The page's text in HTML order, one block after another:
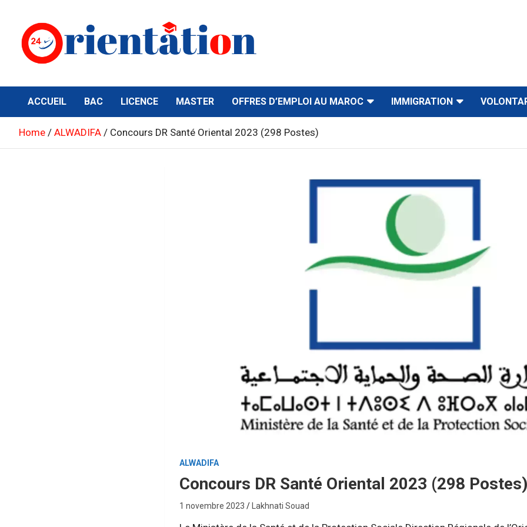
content
Orientation24
ACCUEIL BAC LICENCE MASTER OFFRES D’EMPLOI AU MAROC IMMIGRATION
Home ALWADIFA Concours DR Santé Oriental 2023 (298 Postes)
ALWADIFA
Concours DR Santé Oriental 2023 (298
1 novembre 2023 Lakhnati Souad